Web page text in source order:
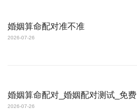
婚姻算命配对准不准
2026-07-26
婚姻算命配对_婚姻配对测试_免费
2026-07-26